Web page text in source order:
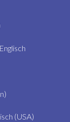
Englisch
(USA)